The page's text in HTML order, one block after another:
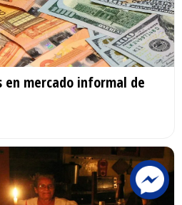
en mercado informal de